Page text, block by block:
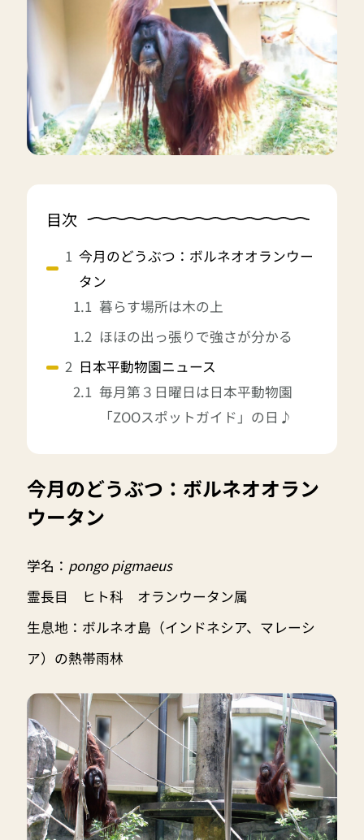
目次
今月のどうぶつ：ボルネオオランウー
タン
暮らす場所は木の上
ほほの出っ張りで強さが分かる
日本平動物園ニュース
毎月第３日曜日は日本平動物園
「ZOOスポットガイド」の日♪
今月のどうぶつ：ボルネオオラン
ウータン
学名： pongo pigmaeus
霊長目 ヒト科 オランウータン属
生息地：ボルネオ島（インドネシア、マレーシ
ア）の熱帯雨林